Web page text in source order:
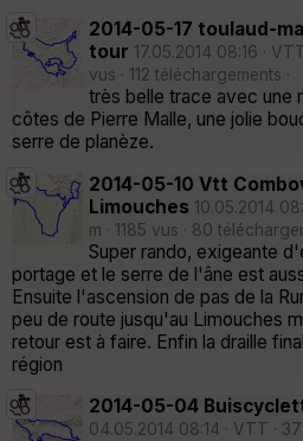
2014-05-17 toulaud-
tour 17.05.2014 08:16 ·
vus · 112 téléchargements ·
très belle trace avec une
côtes de Pierre Malle, une jolie
serre de planèze.
2014-05-10 Vtt
Limouches 10.05.2014
m · 1185 vus · 80
Super rando, exigeante
portage et le serre de l'âne est
Ensuite l'ascension de pas de la
peu de route jusqu'au Limouches
retour est à faire. Enfin la draille
région
2014-05-04
04.05.2014 08:14 · VTT ·